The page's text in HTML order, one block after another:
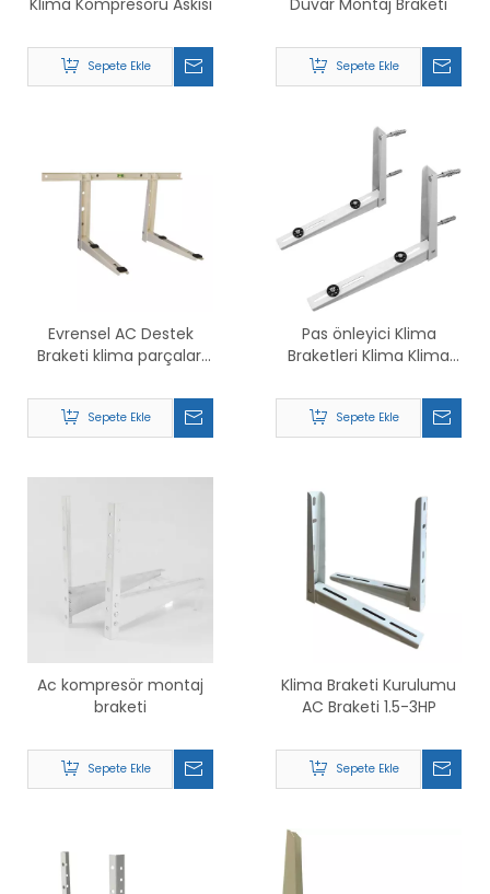
Klima Kompresörü Askısı
Sepete Ekle
Duvar Montaj Braketi
Sepete Ekle
Evrensel AC Destek
Braketi klima parçaları
Sepete Ekle
Pas önleyici Klima
Braketleri Klima Klima
Sepete Ekle
Ac kompresör montaj
braketi
Sepete Ekle
Klima Braketi Kurulumu
AC Braketi 1.5-3HP
Sepete Ekle